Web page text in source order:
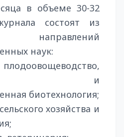
в объеме 30-32
состоят из
направлений
наук:
и
биотехнология;
хозяйства и